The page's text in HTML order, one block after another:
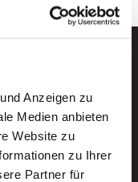
Anzeigen zu
Medien anbieten
Website zu
zu Ihrer
Partner für
Mail.
von AWO